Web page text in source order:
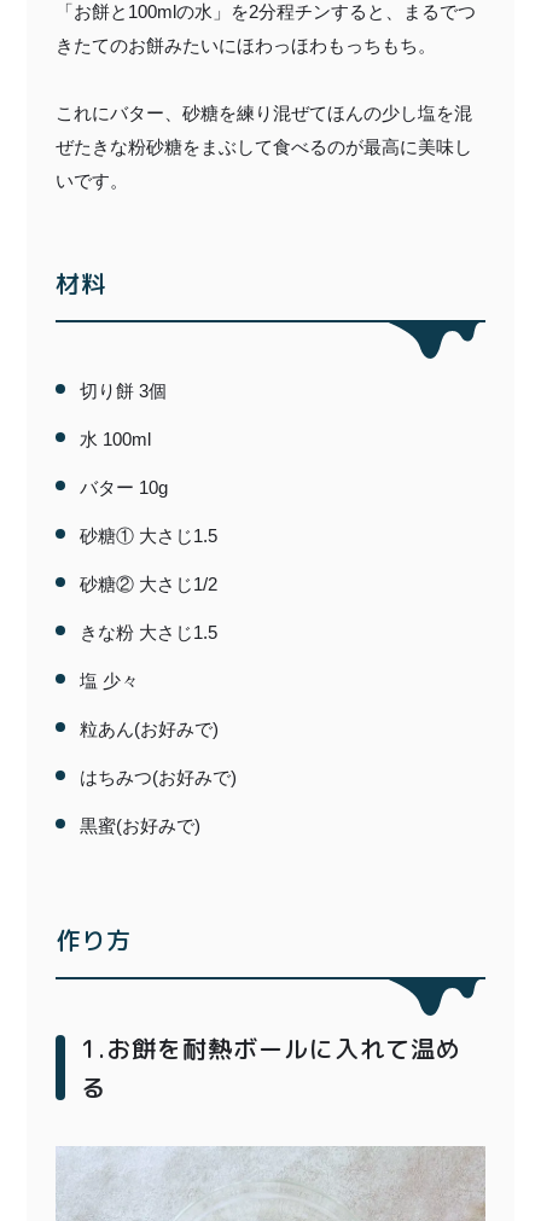
読みもの
お問い合わせ
商品
メンバー特典
特定商取引法に基づく表記
「お餅と100mlの水」を2分程チンすると、まるでつ
きたてのお餅みたいにほわっほわもっちもち。
これにバター、砂糖を練り混ぜてほんの少し塩を混
ぜたきな粉砂糖をまぶして食べるのが最高に美味し
いです。
材料
切り餅 3個
水 100ml
バター 10g
砂糖① 大さじ1.5
砂糖② 大さじ1/2
きな粉 大さじ1.5
塩 少々
粒あん(お好みで)
はちみつ(お好みで)
黒蜜(お好みで)
作り方
1.お餅を耐熱ボールに入れて温め
る